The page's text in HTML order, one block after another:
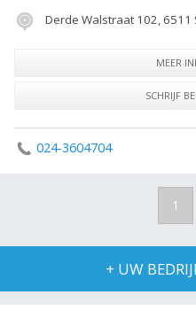
Derde Walstraat 102, 6511
MEER
SCHRIJF
024-3604704
1
+ UW